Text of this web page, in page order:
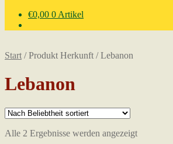
€0,00 0 Artikel
Start /Produkt Herkunft /Lebanon
Lebanon
Alle 2 Ergebnisse werden angezeigtNach